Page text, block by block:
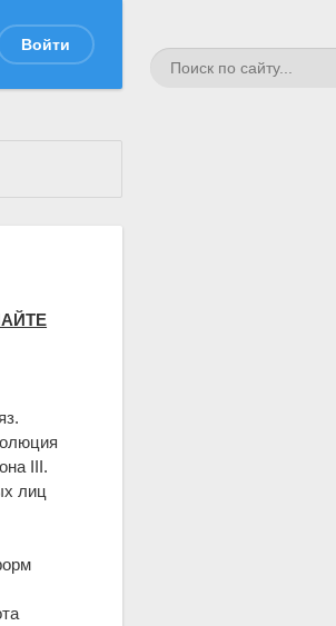
Войти
III.
лиц